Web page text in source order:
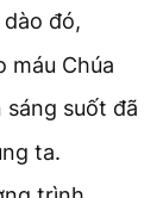
đó,
máu Chúa
suốt đã
ta.